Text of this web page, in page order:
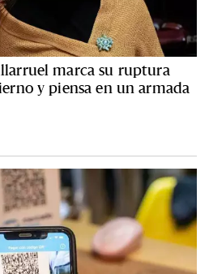
marca su ruptura
y piensa en un armada